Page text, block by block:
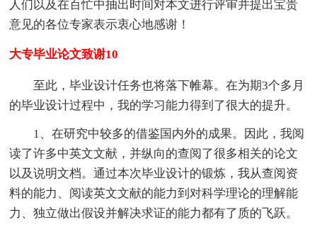
人们以及在百忙中抽出时间对本文进行评审并提出宝贵
意见的各位专家表示衷心地感谢！
大专毕业论文致谢10
至此，毕业设计任务也将落下帷幕。在为期3个多月
的毕业设计过程中，我的学习能力得到了很大的提升。
1、在研究中较多的借鉴国内外的成果。因此，我阅
读了许多中英文文献，并纵向的查阅了很多相关的论文
以及说明文档。通过本次毕业设计的锻炼，我从查阅资
料的能力、阅读英文文献的能力到对科学理论的理解能
力、独立做出假设并解决求证的能力都有了质的飞跃。